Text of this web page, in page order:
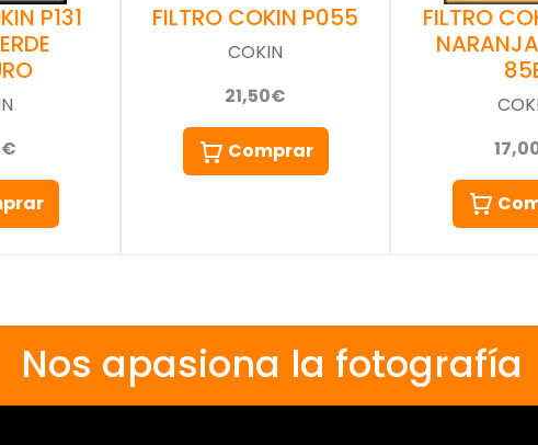
P131
FILTRO COKIN P055
COKIN
21,50€
Comprar
FILTRO
Nos apasiona la fotografía